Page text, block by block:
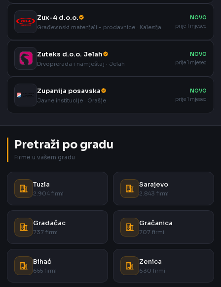
Zux-4 d.o.o.
Građevinski materijali - prodavnice · Kalesija
NOVO
prije 1 mjesec
Zuteks d.o.o. Jelah
Drvoprerada i namještaj · Jelah
NOVO
prije 1 mjesec
Zupanija posavska
Javne institucije · Orašje
NOVO
prije 1 mjesec
Pretraži po gradu
Firme u vašem gradu
Tuzla
2.904 firmi
Sarajevo
2.843 firmi
Gradačac
737 firmi
Gračanica
707 firmi
Bihać
655 firmi
Zenica
630 firmi